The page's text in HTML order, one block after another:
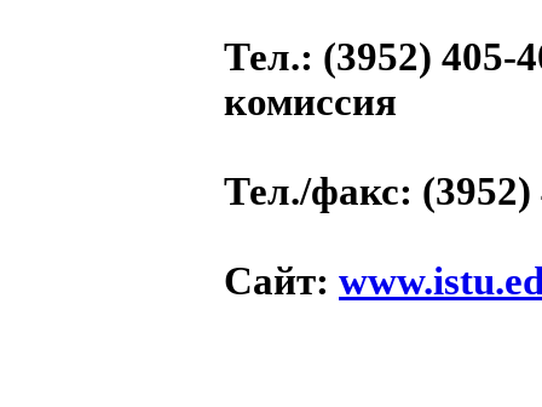
Тел.: (3952) 405-
комиссия
Тел./факс: (3952)
Сайт: